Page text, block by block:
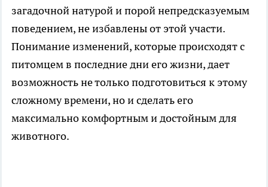
загадочной натурой и порой непредсказуемым
поведением, не избавлены от этой участи.
Понимание изменений, которые происходят с
питомцем в последние дни его жизни, дает
возможность не только подготовиться к этому
сложному времени, но и сделать его
максимально комфортным и достойным для
животного.